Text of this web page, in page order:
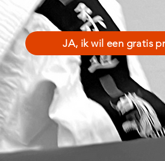
JA, ik wil een gratis